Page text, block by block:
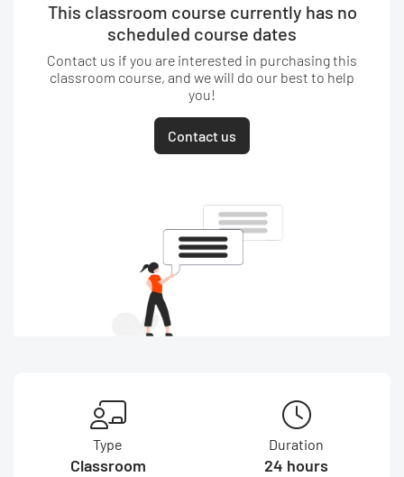
This classroom course currently has no
scheduled course dates
Contact us if you are interested in purchasing this
classroom course, and we will do our best to help
you!
Contact us
Type
Classroom
Duration
24 hours